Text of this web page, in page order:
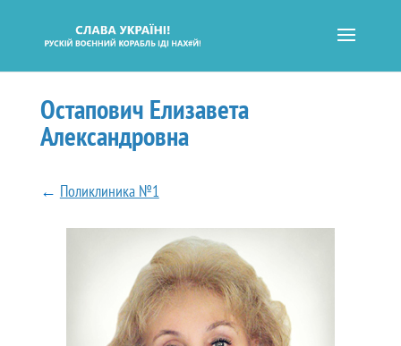
Остапович Елизавета
Александровна
← Поликлиника №1